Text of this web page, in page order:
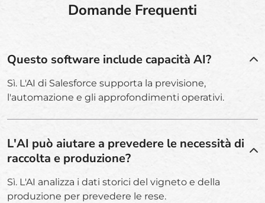
Domande Frequenti
Questo software include capacità AI?
Sì. L'AI di Salesforce supporta la previsione,
l'automazione e gli approfondimenti operativi.
L'AI può aiutare a prevedere le necessità di
raccolta e produzione?
Sì. L'AI analizza i dati storici del vigneto e della
produzione per prevedere le rese.